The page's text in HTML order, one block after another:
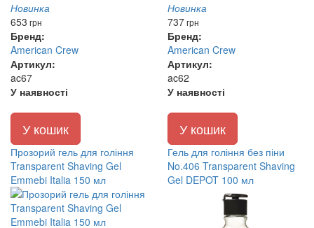
Новинка
653 грн
Бренд:
American Crew
Артикул:
ac67
У наявності
У кошик
Новинка
737грн
Бренд:
American Crew
Артикул:
ac62
У наявності
У кошик
Прозорий гель для гоління
Transparent Shaving Gel
Emmebi Italia 150 мл
Гель для гоління без піни
No.406 Transparent Shaving
Gel DEPOT 100 мл